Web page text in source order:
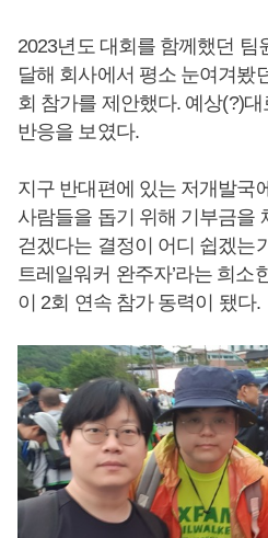
2023년도 대회를 함께했던 팀
달해 회사에서 평소 눈여겨봤
회 참가를 제안했다. 예상(?)
반응을 보였다.
지구 반대편에 있는 저개발국
사람들을 돕기 위해 기부금을
걷겠다는 결정이 어디 쉽겠는
트레일워커 완주자’라는 희소
이 2회 연속 참가 동력이 됐다.